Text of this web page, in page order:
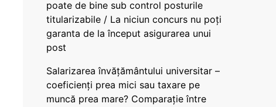
poate de bine sub control posturile
titularizabile / La niciun concurs nu poți
garanta de la început asigurarea unui
post
Salarizarea învățământului universitar –
coeficienți prea mici sau taxare pe
muncă prea mare? Comparație între